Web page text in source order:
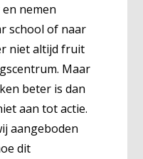
nemen
school of naar
niet altijd fruit
Maar
beter is dan
aan tot actie.
aangeboden
dit